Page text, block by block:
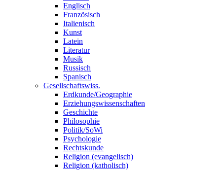
Englisch
Französisch
Italienisch
Kunst
Latein
Literatur
Musik
Russisch
Spanisch
Gesellschaftswiss.
Erdkunde/Geographie
Erziehungswissenschaften
Geschichte
Philosophie
Politik/SoWi
Psychologie
Rechtskunde
Religion (evangelisch)
Religion (katholisch)